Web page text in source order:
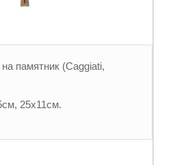
памятник (Caggiati,
25х11см.